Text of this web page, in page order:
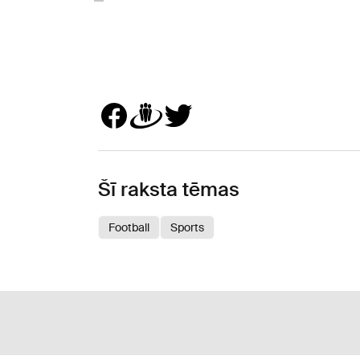
Šī raksta tēmas
Football Sports